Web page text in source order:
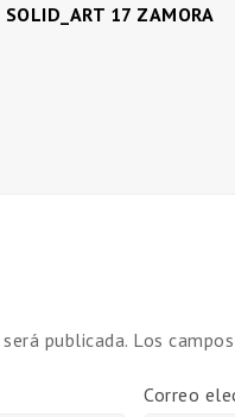
SOLID_ART 17 ZAMORA
publicada. Los
Correo